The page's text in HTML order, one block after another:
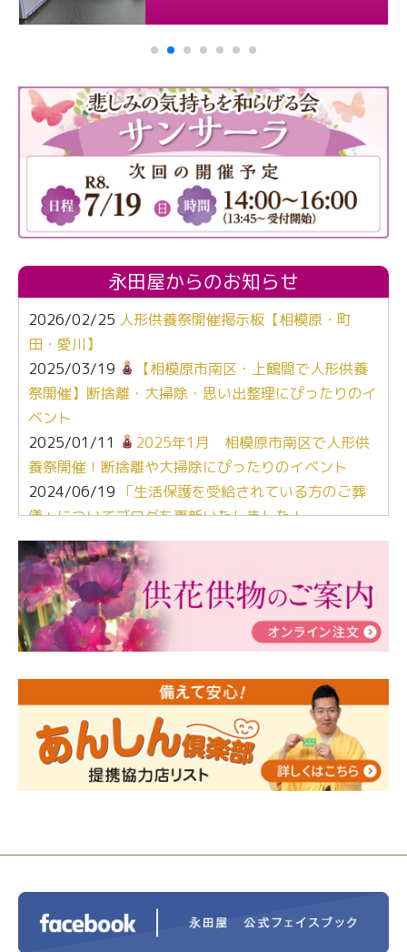
永田屋からのお知らせ
2026/02/25 人形供養祭開催掲示板【相模原・町
田・愛川】
2025/03/19
【相模原市南区・上鶴間で人形供養
祭開催】断捨離・大掃除・思い出整理にぴったりのイ
ベント
2025/01/11
2025年1月 相模原市南区で人形供
養祭開催！断捨離や大掃除にぴったりのイベント
2024/06/19 「生活保護を受給されている方のご葬
儀」についてブログを更新いたしました！
2024/03/06【終活なるほど教室】「マンガで学
ぶ！はじめてのお葬式」小さな家族葬ハウス®町田成
瀬 ご参加ありがとうございました！
2024/01/19令和6年能登半島地震災害の寄付のご報
告
人形供養 寄付のご報告
2023/12/16終活なるほど教室＠小さな家族葬ハウ
ス®上鶴間 エンディングノートを書いてみよう！
2023/11/29 永田屋創業110周年記念式典 レンブラ
ントホテル東京町田